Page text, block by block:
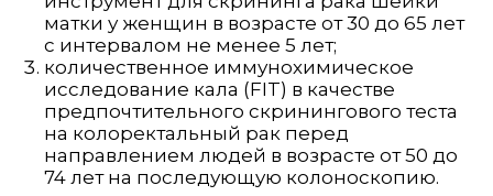
матки у женщин в возрасте от 30 до 65 лет
с интервалом не менее 5 лет;
количественное иммунохимическое
исследование кала (FIT) в качестве
предпочтительного скринингового теста
на колоректальный рак перед
направлением людей в возрасте от 50 до
74 лет на последующую колоноскопию.